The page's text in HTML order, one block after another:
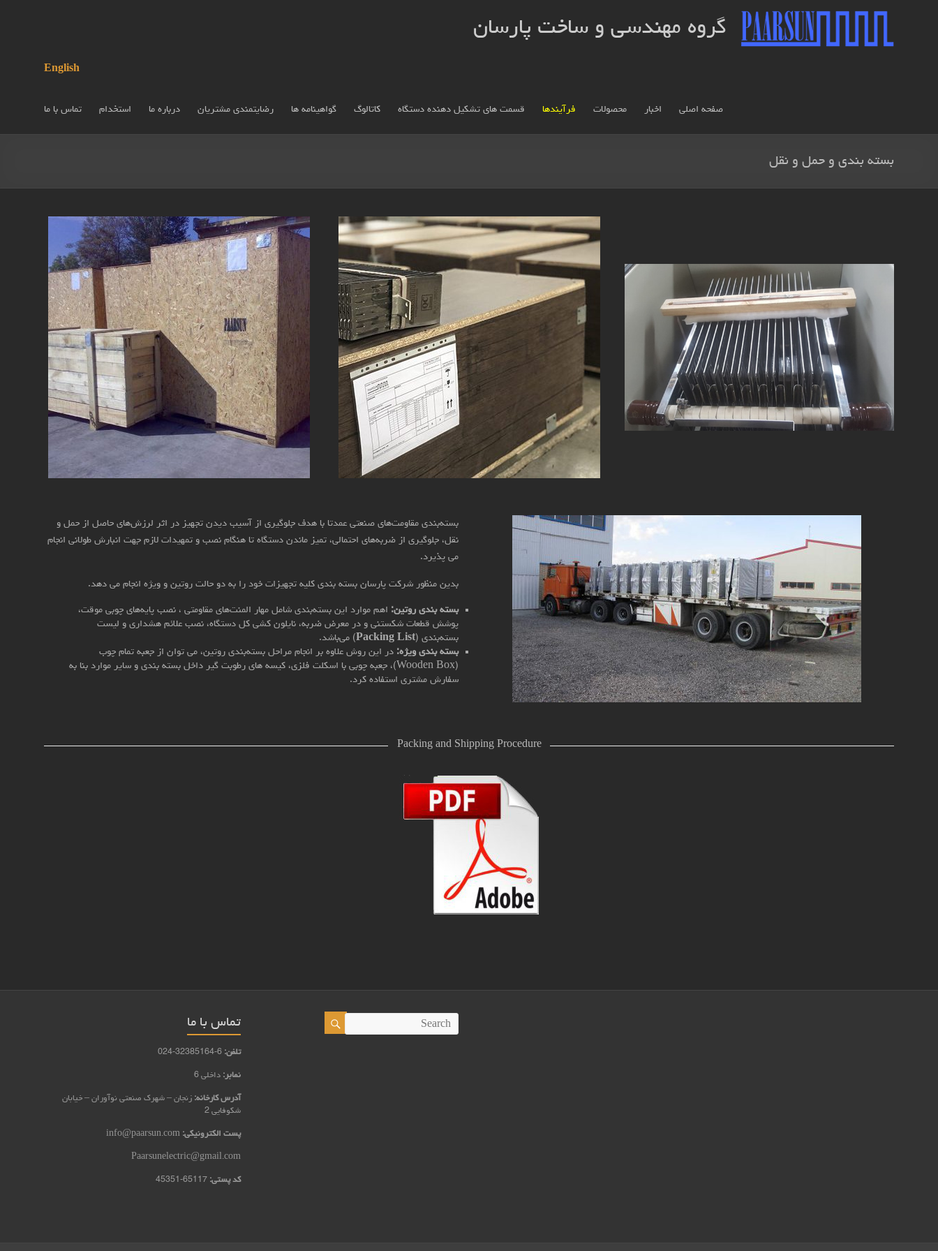
گروه مهندسی و ساخت پارسان
English
صفحه اصلی اخبار محصولات فرآیندها قسمت های تشکیل دهنده دستگاه کاتالوگ گواهینامه ها رضایتمندی مشتریان درباره ما استخدام تماس با ما
بسته بندی و حمل و نقل
بسته‌بندی مقاومت‌های صنعتی عمدتا با هدف جلوگیری از آسیب دیدن تجهیز در اثر لرزش‌های حاصل از حمل و
نقل، جلوگیری از ضربه‌های احتمالی، تمیز ماندن دستگاه تا هنگام نصب و تمهیدات لازم جهت انبارش طولانی انجام
می پذیرد.
بدین منظور شرکت پارسان بسته بندی کلیه تجهیزات خود را به دو حالت روتین و ویژه انجام می دهد.
بسته بندی روتین: اهم موارد این بسته‌بندی شامل مهار المنت‌های مقاومتی ، نصب پایه‌های چوبی موقت،
پوشش قطعات شکستنی و در معرض ضربه، نایلون کشی کل دستگاه، نصب علائم هشداری و لیست
بسته‌بندی (Packing List) می‌باشد.
بسته بندی ویژه: در این روش علاوه بر انجام مراحل بسته‌بندی روتین، می توان از جعبه تمام چوب
(Wooden Box)، جعبه چوبی با اسکلت فلزی، کیسه های رطوبت گیر داخل بسته بندی و سایر موارد بنا به
سفارش مشتری استفاده کرد.
Packing and Shipping Procedure
تماس با ما
تلفن:
نمابر: داخلی 6
آدرس کارخانه: زنجان – شهرک صنعتی نوآوران – خيابان
شكوفايي 2
پست الکترونیکی:
Paarsunelectric@gmail.com
کد پستی: